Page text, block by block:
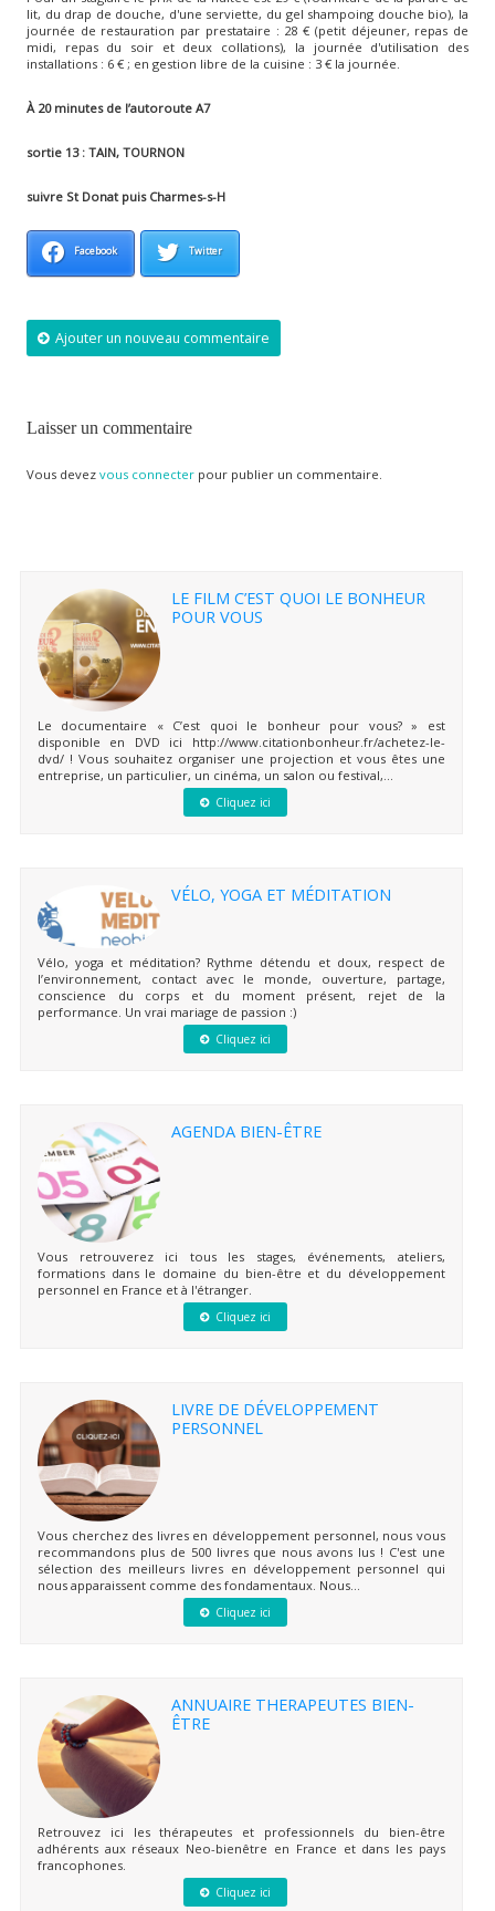
lit, du drap de douche, d'une serviette, du gel shampoing douche bio), la
journée de restauration par prestataire : 28 € (petit déjeuner, repas de
midi, repas du soir et deux collations), la journée d'utilisation des
installations : 6 € ; en gestion libre de la cuisine : 3 € la journée.
À 20 minutes de l’autoroute A7
sortie 13 : TAIN, TOURNON
suivre St Donat puis Charmes-s-H
Facebook Twitter
Ajouter un nouveau commentaire
Laisser un commentaire
Vous devez vous connecterpour publier un commentaire.
LE FILM C’EST QUOI LE BONHEUR
POUR VOUS
Le documentaire « C’est quoi le bonheur pour vous? » est
disponible en DVD ici http://www.citationbonheur.fr/achetez-le-
dvd/ ! Vous souhaitez organiser une projection et vous êtes une
entreprise, un particulier, un cinéma, un salon ou festival,...
Cliquez ici
VÉLO, YOGA ET MÉDITATION
Vélo, yoga et méditation? Rythme détendu et doux, respect de
l’environnement, contact avec le monde, ouverture, partage,
conscience du corps et du moment présent, rejet de la
performance. Un vrai mariage de passion :)
Cliquez ici
AGENDA BIEN-ÊTRE
Vous retrouverez ici tous les stages, événements, ateliers,
formations dans le domaine du bien-être et du développement
personnel en France et à l'étranger.
Cliquez ici
LIVRE DE DÉVELOPPEMENT
PERSONNEL
Vous cherchez des livres en développement personnel, nous vous
recommandons plus de 500 livres que nous avons lus ! C'est une
sélection des meilleurs livres en développement personnel qui
nous apparaissent comme des fondamentaux. Nous...
Cliquez ici
ANNUAIRE THERAPEUTES BIEN-
ÊTRE
Retrouvez ici les thérapeutes et professionnels du bien-être
adhérents aux réseaux Neo-bienêtre en France et dans les pays
francophones.
Cliquez ici